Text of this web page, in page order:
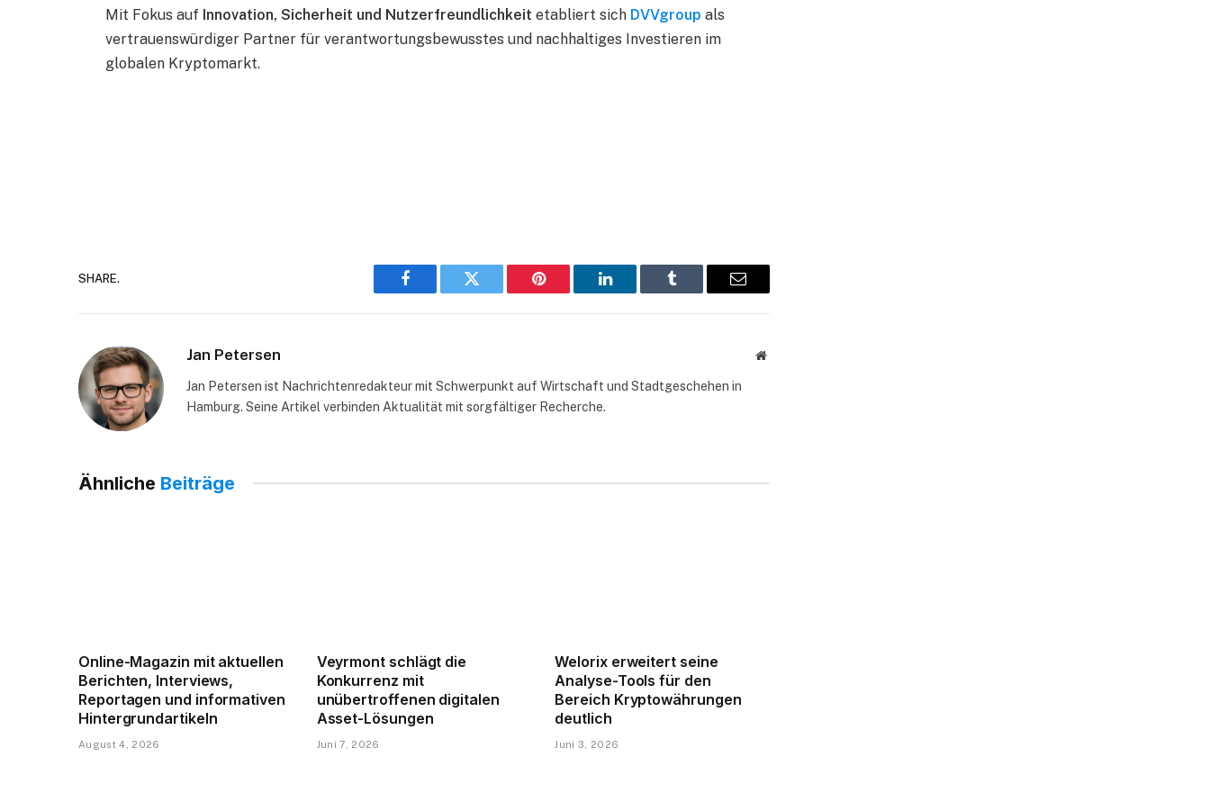
Mit Fokus auf Innovation, Sicherheit und Nutzerfreundlichkeit etabliert sich DVVgroup als
vertrauenswürdiger Partner für verantwortungsbewusstes und nachhaltiges Investieren im
globalen Kryptomarkt.
SHARE.
Facebook Twitter Pinterest LinkedIn Tumblr Email
Jan Petersen Website
Jan Petersen ist Nachrichtenredakteur mit Schwerpunkt auf Wirtschaft und Stadtgeschehen in
Hamburg. Seine Artikel verbinden Aktualität mit sorgfältiger Recherche.
Ähnliche Beiträge
Online-Magazin mit aktuellen
Berichten, Interviews,
Reportagen und informativen
Hintergrundartikeln
August 4, 2026
Veyrmont schlägt die
Konkurrenz mit
unübertroffenen digitalen
Asset-Lösungen
Juni 7, 2026
Welorix erweitert seine
Analyse-Tools für den
Bereich Kryptowährungen
deutlich
Juni 3, 2026